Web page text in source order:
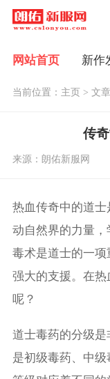
网站首页 新作
当前位置： 主页> 文
传
来源：朗佑新服网
热血传奇中的道
动自然界的力量，
毒术是道士的一
强大的支援。在
呢？
道士毒药的分级是
是初级毒药、中